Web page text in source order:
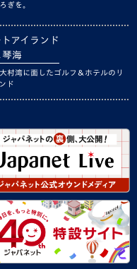
ぎを。
アイランド
琴海
村湾に面したゴルフ＆ホテルのリ
ド